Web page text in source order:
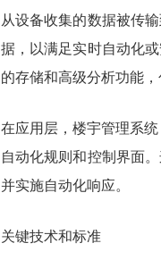
从设备收集的数据被传
据，以满足实时自动化
的存储和高级分析功能
在应用层，楼宇管理系
自动化规则和控制界面
并实施自动化响应。
关键技术和标准